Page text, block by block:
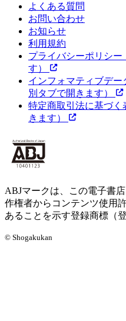
よくある質問
お問い合わせ
お知らせ
利用規約
プライバシーポリシー
す）
インフォマティブデー
別タブで開きます）
特定商取引法に基づく
きます）
ABJマークは、この電子書
作権者からコンテンツ使用
あることを示す登録商標（
© Shogakukan